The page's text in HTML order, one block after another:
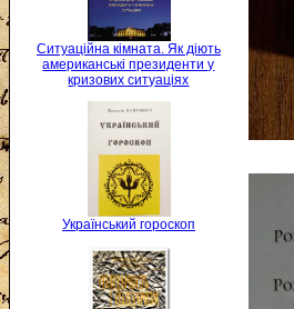
Ситуаційна кімната. Як діють
американські президенти у
кризових ситуаціях
Український гороскоп